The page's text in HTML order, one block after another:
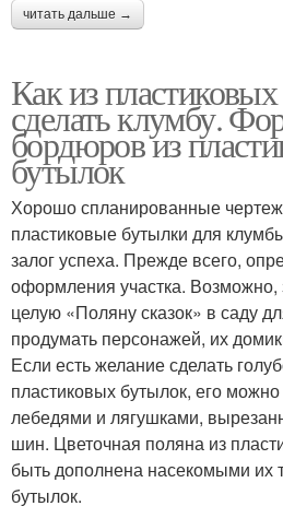
читать дальше →
Как из
сделать клумбу.
бордюров из
бутылок
Хорошо спланированные
пластиковые бутылки для
залог успеха. Прежде всего,
оформления участка. Возможно,
целую «Поляну сказок» в саду
продумать персонажей, их
Если есть желание сделать
пластиковых бутылок, его
лебедями и лягушками,
шин. Цветочная поляна из
быть дополнена насекомыми их
бутылок.